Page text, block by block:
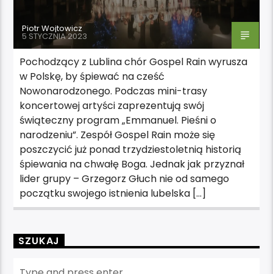
Piotr Wojtowicz
5 STYCZNIA 2023
Pochodzący z Lublina chór Gospel Rain wyrusza
w Polskę, by śpiewać na cześć
Nowonarodzonego. Podczas mini-trasy
koncertowej artyści zaprezentują swój
świąteczny program „Emmanuel. Pieśni o
narodzeniu”. Zespół Gospel Rain może się
poszczycić już ponad trzydziestoletnią historią
śpiewania na chwałę Boga. Jednak jak przyznał
lider grupy – Grzegorz Głuch nie od samego
początku swojego istnienia lubelska […]
SZUKAJ